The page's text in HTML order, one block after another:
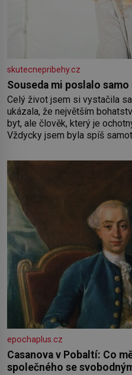
skutecnepribehy.cz
Souseda mi poslalo samo
Celý život jsem si vystačila
ukázala, že největším
byt, ale člověk, který je
Vždycky jsem byla spíš
práce a hlavně klid. Hned po
epochaplus.cz
Casanova v Pobaltí: Co
společného se